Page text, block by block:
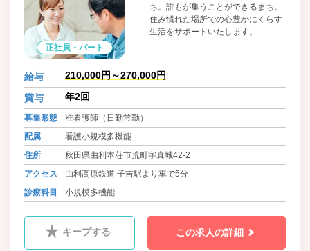
正社員・パート
ち。誰もが集うことができるまち。
住み慣れた場所での心豊かにくらす
生活をサポートいたします。
給与 210,000円～270,000円
賞与 年2回
募集形態
准看護師（日勤常勤）
配属
看護小規模多機能
住所
秋田県由利本荘市荒町字真城42-2
アクセス
由利高原鉄道 子吉駅より車で5分
診療科目
小規模多機能
キープする この求人の詳細